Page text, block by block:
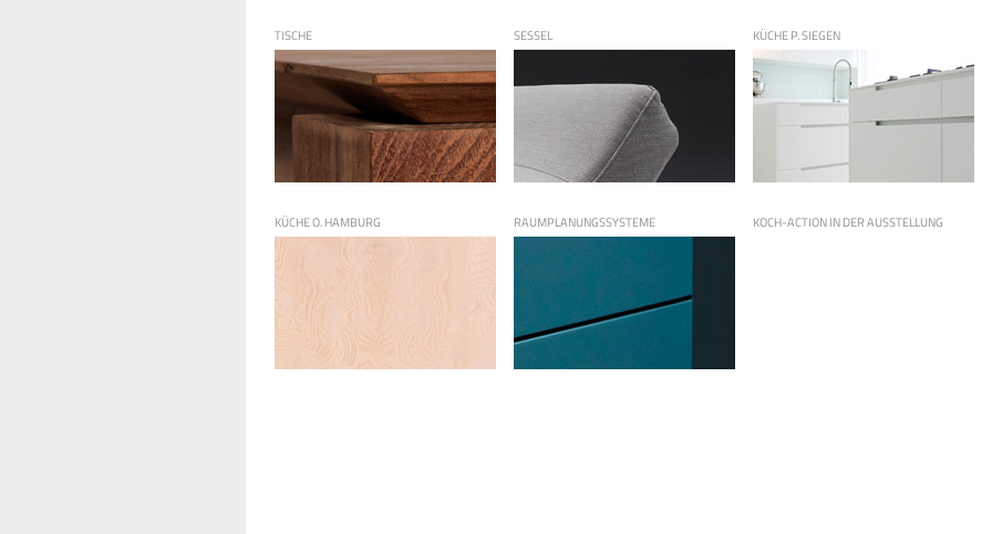
TISCHE SESSEL KÜCHE P. SIEGEN
KÜCHE O. HAMBURG RAUMPLANUNGSSYSTEME KOCH-ACTION IN DER AUSSTELLUNG